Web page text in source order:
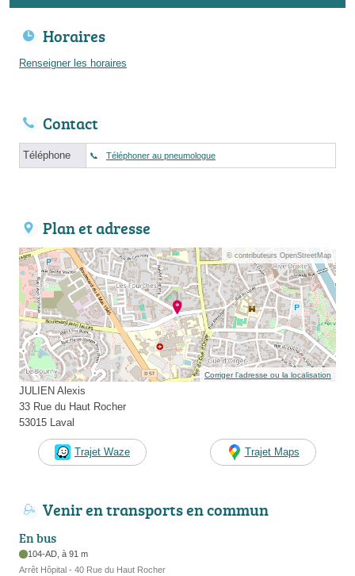
Horaires
Renseigner les horaires
Contact
Téléphone Téléphoner au pneumologue
Plan et adresse
© contributeurs OpenStreetMap
Corriger l’adresse ou la localisation
JULIEN Alexis
33 Rue du Haut Rocher
53015 Laval
Trajet Waze Trajet Maps
Venir en transports en commun
En bus
104-AD, à 91 m
Arrêt Hôpital - 40 Rue du Haut Rocher